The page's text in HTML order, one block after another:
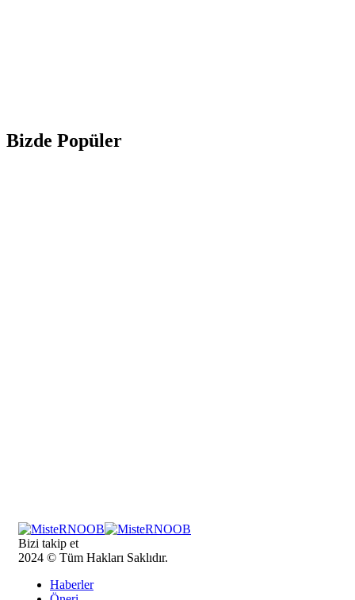
Bizde Popüler
Bizi takip et
2024 © Tüm Hakları Saklıdır.
Haberler